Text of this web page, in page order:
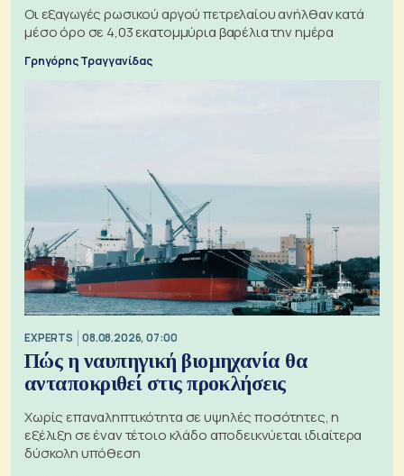
Οι εξαγωγές ρωσικού αργού πετρελαίου ανήλθαν κατά
μέσο όρο σε 4,03 εκατομμύρια βαρέλια την ημέρα
Γρηγόρης Τραγγανίδας
EXPERTS 08.08.2026, 07:00
Πώς η ναυπηγική βιομηχανία θα
ανταποκριθεί στις προκλήσεις
Χωρίς επαναληπτικότητα σε υψηλές ποσότητες, η
εξέλιξη σε έναν τέτοιο κλάδο αποδεικνύεται ιδιαίτερα
δύσκολη υπόθεση